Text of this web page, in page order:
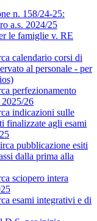
n. 158/24-25:
a.s. 2024/25
le famiglie v. RE
calendario corsi di
al personale - per
perfezionamento
26
indicazioni sulle
finalizzate agli esami
pubblicazione esiti
dalla prima alla
sciopero intera
esami integrativi e di